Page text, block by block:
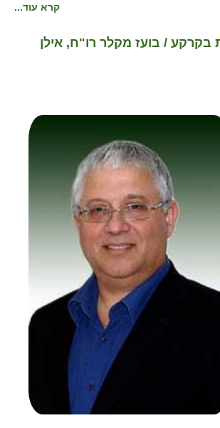
קרא עוד...
בקרקע / בועז מקלר רו"ח, אילן